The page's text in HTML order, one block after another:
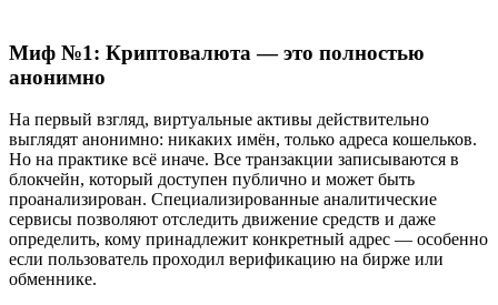
Миф №1: Криптовалюта — это полностью
анонимно
На первый взгляд, виртуальные активы действительно
выглядят анонимно: никаких имён, только адреса кошельков.
Но на практике всё иначе. Все транзакции записываются в
блокчейн, который доступен публично и может быть
проанализирован. Специализированные аналитические
сервисы позволяют отследить движение средств и даже
определить, кому принадлежит конкретный адрес — особенно
если пользователь проходил верификацию на бирже или
обменнике.